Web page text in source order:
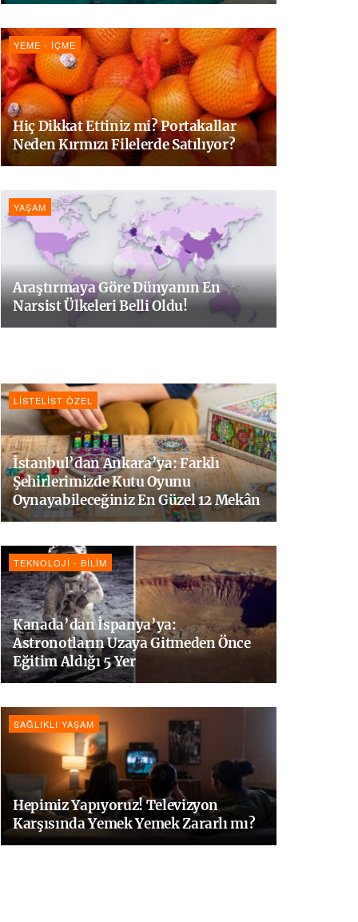
YEME - İÇME
Hiç Dikkat Ettiniz mi? Portakallar
Neden Kırmızı Filelerde Satılıyor?
YAŞAM
Araştırmaya Göre Dünyanın En
Narsist Ülkeleri Belli Oldu!
LISTELIST ÖZEL
İstanbul’dan Ankara’ya: Farklı
Şehirlerimizde Kutu Oyunu
Oynayabileceğiniz En Güzel 12 Mekân
TEKNOLOJI - BILIM
Kanada’dan İspanya’ya:
Astronotların Uzaya Gitmeden Önce
Eğitim Aldığı 5 Yer
SAĞLIKLI YAŞAM
Hepimiz Yapıyoruz! Televizyon
Karşısında Yemek Yemek Zararlı mı?